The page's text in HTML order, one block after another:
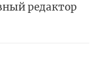
редактор